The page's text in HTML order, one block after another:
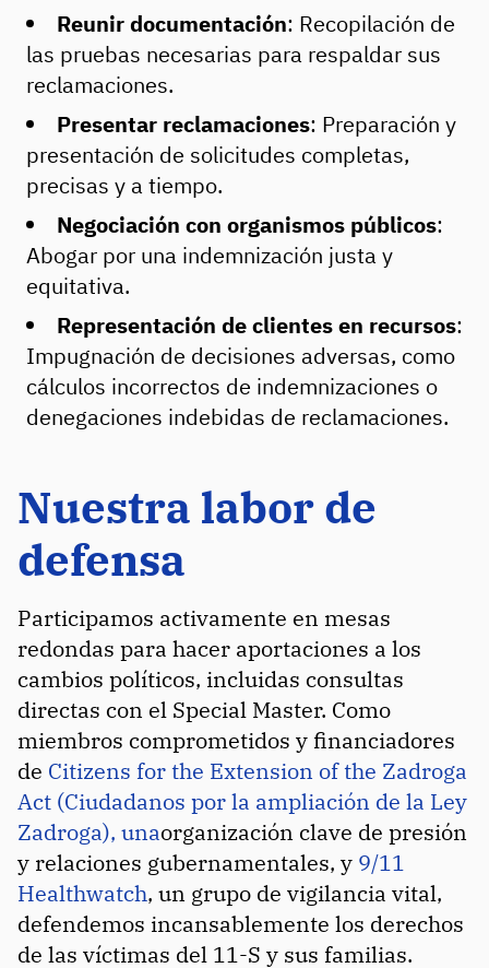
Reunir documentación: Recopilación de
las pruebas necesarias para respaldar sus
reclamaciones.
Presentar reclamaciones: Preparación y
presentación de solicitudes completas,
precisas y a tiempo.
Negociación con organismos públicos:
Abogar por una indemnización justa y
equitativa.
Representación de clientes en recursos:
Impugnación de decisiones adversas, como
cálculos incorrectos de indemnizaciones o
denegaciones indebidas de reclamaciones.
Nuestra labor de
defensa
Participamos activamente en mesas
redondas para hacer aportaciones a los
cambios políticos, incluidas consultas
directas con el Special Master. Como
miembros comprometidos y financiadores
de Citizens for the Extension of the Zadroga
Act (Ciudadanos por la ampliación de la Ley
Zadroga), unaorganización clave de presión
y relaciones gubernamentales, y 9/11
Healthwatch, un grupo de vigilancia vital,
defendemos incansablemente los derechos
de las víctimas del 11-S y sus familias.